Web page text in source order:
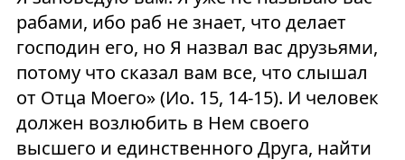
рабами, ибо раб не знает, что делает
господин его, но Я назвал вас друзьями,
потому что сказал вам все, что слышал
от Отца Моего» (Ио. 15, 14-15). И человек
должен возлюбить в Нем своего
высшего и единственного Друга, найти